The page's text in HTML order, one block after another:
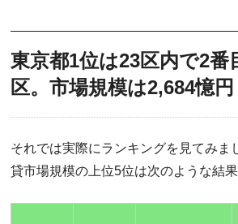
東京都1位は23区内で2番
区。市場規模は2,684憶円
それでは実際にランキングを見てみま
貸市場規模の上位5位は次のような結果